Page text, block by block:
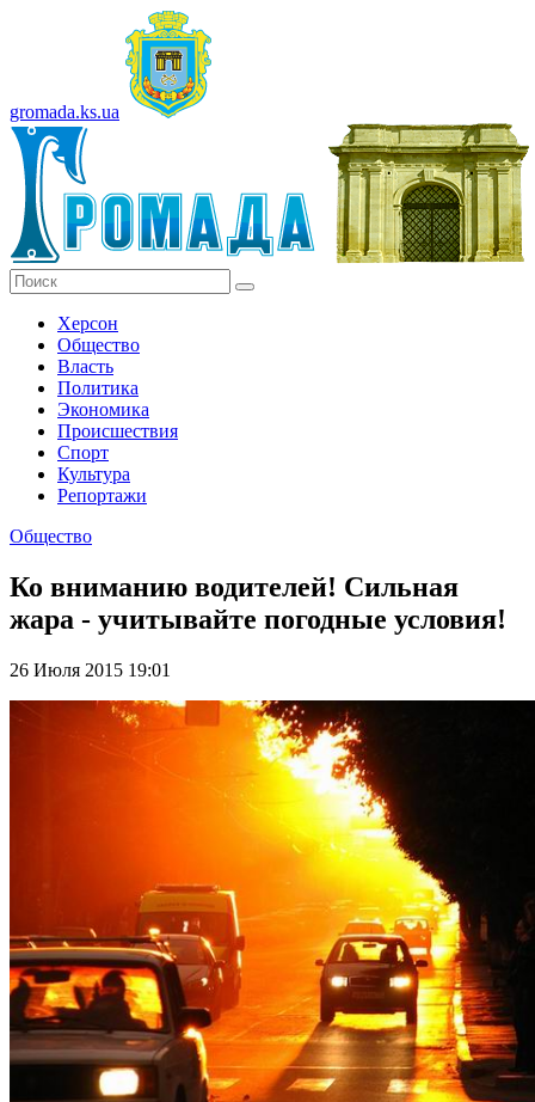
gromada.ks.ua
Херсон
Общество
Власть
Политика
Экономика
Происшествия
Спорт
Культура
Репортажи
Общество
Ко вниманию водителей! Сильная
жара - учитывайте погодные условия!
26 Июля 2015 19:01